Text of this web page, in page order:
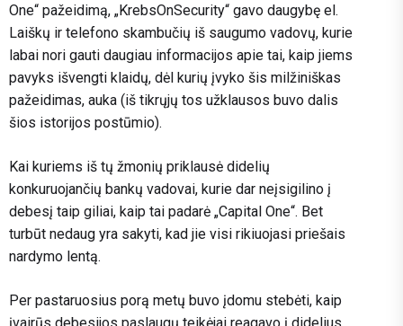
One“ pažeidimą, „KrebsOnSecurity“ gavo daugybę el.
Laiškų ir telefono skambučių iš saugumo vadovų, kurie
labai nori gauti daugiau informacijos apie tai, kaip jiems
pavyks išvengti klaidų, dėl kurių įvyko šis milžiniškas
pažeidimas, auka (iš tikrųjų tos užklausos buvo dalis
šios istorijos postūmio).
Kai kuriems iš tų žmonių priklausė didelių
konkuruojančių bankų vadovai, kurie dar neįsigilino į
debesį taip giliai, kaip tai padarė „Capital One“. Bet
turbūt nedaug yra sakyti, kad jie visi rikiuojasi priešais
nardymo lentą.
Per pastaruosius porą metų buvo įdomu stebėti, kaip
įvairūs debesijos paslaugų teikėjai reagavo į didelius